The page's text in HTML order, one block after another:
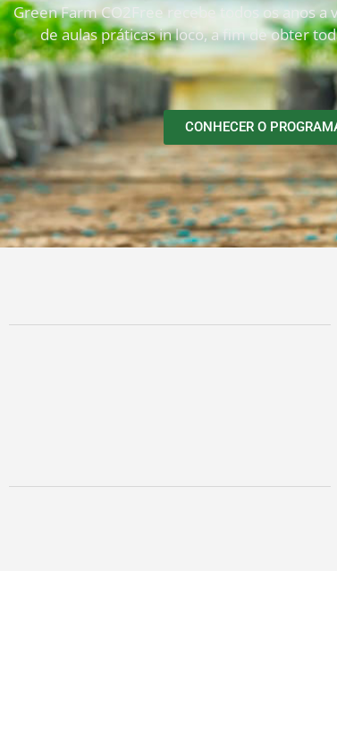
Green Farm CO2Free recebe todos os anos
de aulas práticas in loco, a fim de obter
CONHECER O